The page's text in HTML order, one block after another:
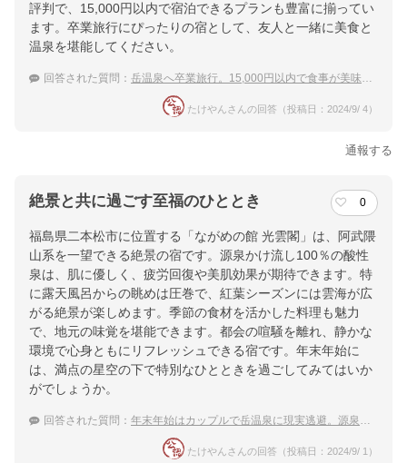
評判で、15,000円以内で宿泊できるプランも豊富に揃ってい
ます。卒業旅行にぴったりの宿として、友人と一緒に美食と
温泉を堪能してください。
回答された質問： 岳温泉へ卒業旅行。15,000円以内で食事が美味しい宿
たけやんさんの回答（投稿日：2024/9/ 4）
通報する
絶景と共に過ごす至福のひととき 0
福島県二本松市に位置する「ながめの館 光雲閣」は、阿武隈
山系を一望できる絶景の宿です。源泉かけ流し100％の酸性
泉は、肌に優しく、疲労回復や美肌効果が期待できます。特
に露天風呂からの眺めは圧巻で、紅葉シーズンには雲海が広
がる絶景が楽しめます。季節の食材を活かした料理も魅力
で、地元の味覚を堪能できます。都会の喧騒を離れ、静かな
環境で心身ともにリフレッシュできる宿です。年末年始に
は、満点の星空の下で特別なひとときを過ごしてみてはいか
がでしょうか。
回答された質問： 年末年始はカップルで岳温泉に現実逃避。源泉かけ流しのおすすめの宿は？
たけやんさんの回答（投稿日：2024/9/ 1）